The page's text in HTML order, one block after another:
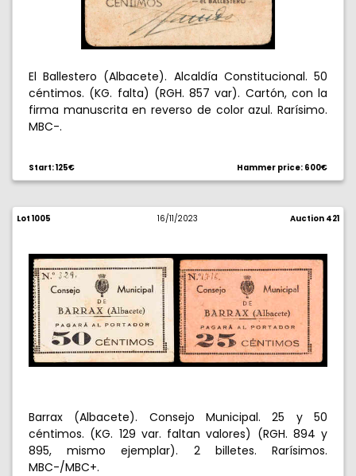
El Ballestero (Albacete). Alcaldía Constitucional. 50
céntimos. (KG. falta) (RGH. 857 var). Cartón, con la
firma manuscrita en reverso de color azul. Rarísimo.
MBC-.
Start: 125€ Hammer price: 600€
Lot 1005 16/11/2023 Auction 421
Barrax (Albacete). Consejo Municipal. 25 y 50
céntimos. (KG. 129 var. faltan valores) (RGH. 894 y
895, mismo ejemplar). 2 billetes. Rarísimos.
MBC-/MBC+.